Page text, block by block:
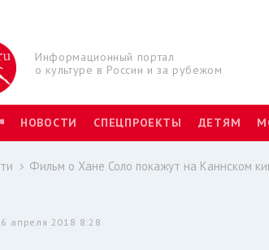
Информационный портал
о культуре в России и за рубежом
НОВОСТИ СПЕЦПРОЕКТЫ ДЕТЯМ
Фильм о Хане Соло покажут на Каннском
6 апреля 2018 8:28